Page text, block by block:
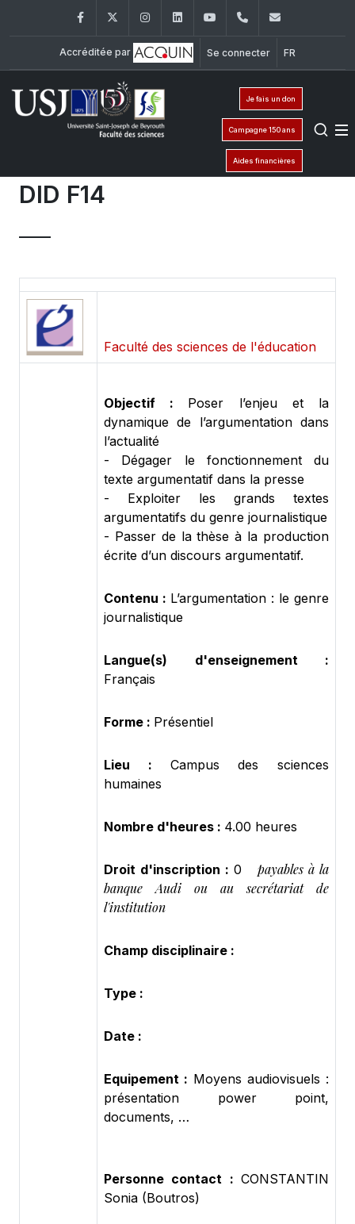
FacebookTwitter InstagramLinkedInYouTube+961 (1) 421 368
Accréditée par Se connecter FR
Je fais un don
Campagne 150 ans
Aides financières
DID F14
Faculté des sciences de l'éducation
Objectif : Poser l’enjeu et la
dynamique de l’argumentation dans
l’actualité
- Dégager le fonctionnement du
texte argumentatif dans la presse
- Exploiter les grands textes
argumentatifs du genre journalistique
- Passer de la thèse à la production
écrite d’un discours argumentatif.
Contenu : L’argumentation : le genre
journalistique
Langue(s) d'enseignement :
Français
Forme : Présentiel
Lieu : Campus des sciences
humaines
Nombre d'heures : 4.00 heures
Droit d'inscription : 0payables à la
banque Audi ou au secrétariat de
l'institution
Champ disciplinaire :
Type :
Date :
Equipement : Moyens audiovisuels :
présentation power point,
documents, …
Personne contact : CONSTANTIN
Sonia (Boutros)